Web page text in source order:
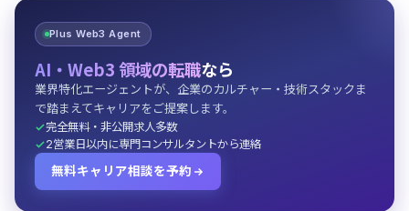
Plus Web3 Agent
AI・Web3 領域の転職なら
業界特化エージェントが、企業のカルチャー・技術スタックま
で踏まえてキャリアをご提案します。
完全無料・非公開求人多数
2営業日以内に専門コンサルタントから連絡
無料キャリア相談を予約